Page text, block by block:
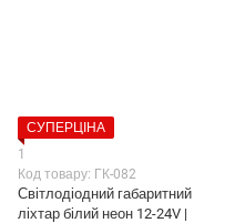
СУПЕРЦІНА
1
Код товару: ГК-082
Світлодіодний габаритний
ліхтар білий неон 12-24V |